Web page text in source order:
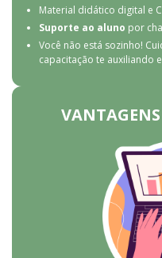
Material didático digital e
Suporte ao aluno por
Você não está sozinho!
capacitação te auxiliando